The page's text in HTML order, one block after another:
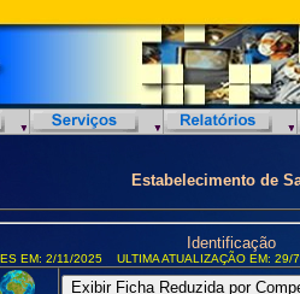
Estabelecimento de
Identificação
EM: 2/11/2025 ULTIMA ATUALIZAÇÃO EM: